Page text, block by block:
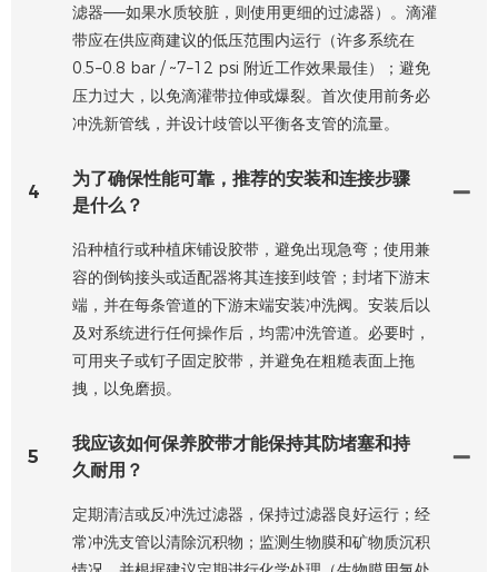
滤器——如果水质较脏，则使用更细的过滤器）。滴灌
带应在供应商建议的低压范围内运行（许多系统在
0.5–0.8 bar / ~7–12 psi 附近工作效果最佳）；避免
压力过大，以免滴灌带拉伸或爆裂。首次使用前务必
冲洗新管线，并设计歧管以平衡各支管的流量。
4
为了确保性能可靠，推荐的安装和连接步骤
是什么？
沿种植行或种植床铺设胶带，避免出现急弯；使用兼
容的倒钩接头或适配器将其连接到歧管；封堵下游末
端，并在每条管道的下游末端安装冲洗阀。安装后以
及对系统进行任何操作后，均需冲洗管道。必要时，
可用夹子或钉子固定胶带，并避免在粗糙表面上拖
拽，以免磨损。
5
我应该如何保养胶带才能保持其防堵塞和持
久耐用？
定期清洁或反冲洗过滤器，保持过滤器良好运行；经
常冲洗支管以清除沉积物；监测生物膜和矿物质沉积